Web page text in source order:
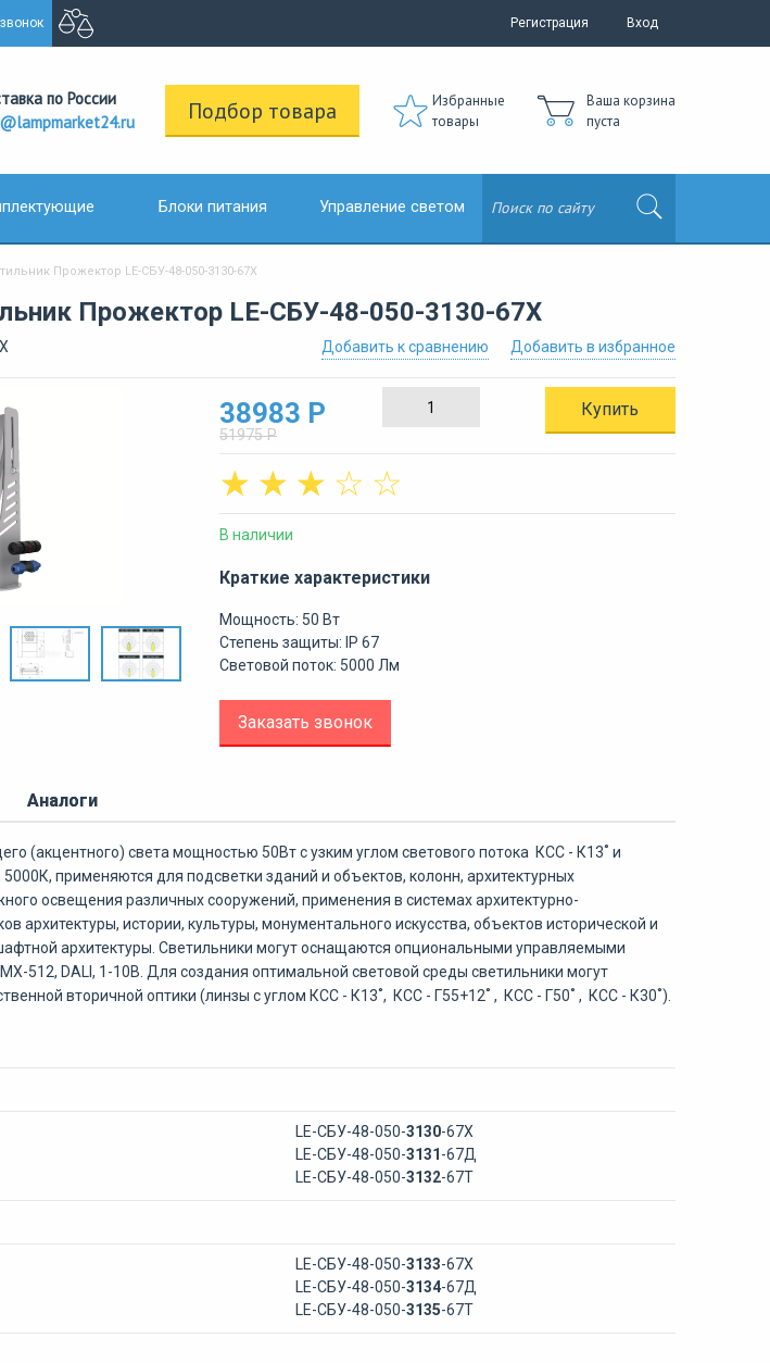
Регистрация Вход
по России
Подбор товара
Избранные
товары
Ваша корзина
пуста
Блоки питания Управление светом
Прожектор LE-СБУ-48-050-3130-67Х
Прожектор LE-СБУ-48-050-3130-67Х
Добавить в избранное
Добавить к сравнению
38983 Р
51975 Р
Купить
☆
☆
☆
☆
☆
В наличии
Краткие характеристики
Мощность: 50 Вт
Степень защиты: IP 67
Световой поток: 5000 Лм
Заказать звонок
Аналоги
(акцентного) света мощностью 50Вт с узким углом светового потока КСС - К13˚ и
применяются для подсветки зданий и объектов, колонн, архитектурных
освещения различных сооружений, применения в системах архитектурно-
архитектуры, истории, культуры, монументального искусства, объектов исторической и
архитектуры. Светильники могут оснащаются опциональными управляемыми
512, DALI, 1-10В. Для создания оптимальной световой среды светильники могут
вторичной оптики (линзы с углом КСС - К13˚, КСС - Г55+12˚ , КСС - Г50˚ , КСС - К30˚).
LE-СБУ-48-050-3130-67Х
LE-СБУ-48-050-3131 -67Д
LE-СБУ-48-050-3132-67Т
LE-СБУ-48-050-3133-67Х
LE-СБУ-48-050-3134-67Д
LE-СБУ-48-050-3135-67Т